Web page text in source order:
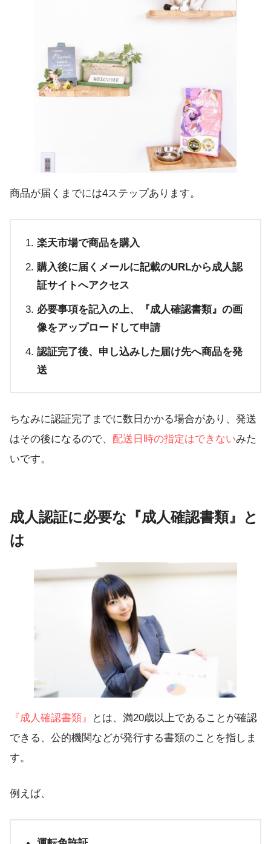
商品が届くまでには4ステップあります。
楽天市場で商品を購入
購入後に届くメールに記載のURLから成人認
証サイトへアクセス
必要事項を記入の上、『成人確認書類』の画
像をアップロードして申請
認証完了後、申し込みした届け先へ商品を発
送
ちなみに認証完了までに数日かかる場合があり、発送
はその後になるので、 配送日時の指定はできないみた
いです。
成人認証に必要な『成人確認書類』と
は
『成人確認書類』
とは、満20歳以上であることが確認
できる、公的機関などが発行する書類のことを指しま
す。
例えば、